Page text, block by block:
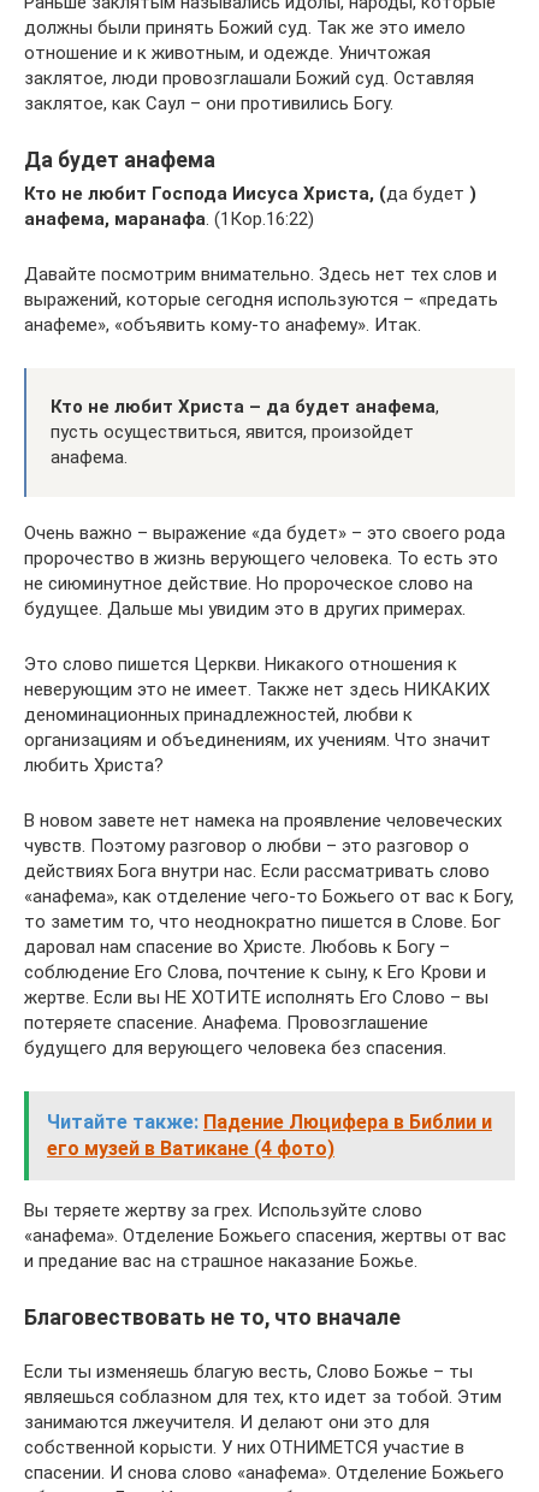
должны были принять Божий суд. Так же это имело
отношение и к животным, и одежде. Уничтожая
заклятое, люди провозглашали Божий суд. Оставляя
заклятое, как Саул – они противились Богу.
Да будет анафема
Кто не любит Господа Иисуса Христа, (да будет )
анафема, маранафа. (1Кор.16:22)
Давайте посмотрим внимательно. Здесь нет тех слов и
выражений, которые сегодня используются – «предать
анафеме», «объявить кому-то анафему». Итак.
Кто не любит Христа – да будет анафема,
пусть осуществиться, явится, произойдет
анафема.
Очень важно – выражение «да будет» – это своего рода
пророчество в жизнь верующего человека. То есть это
не сиюминутное действие. Но пророческое слово на
будущее. Дальше мы увидим это в других примерах.
Это слово пишется Церкви. Никакого отношения к
неверующим это не имеет. Также нет здесь НИКАКИХ
деноминационных принадлежностей, любви к
организациям и объединениям, их учениям. Что значит
любить Христа?
В новом завете нет намека на проявление человеческих
чувств. Поэтому разговор о любви – это разговор о
действиях Бога внутри нас. Если рассматривать слово
«анафема», как отделение чего-то Божьего от вас к Богу,
то заметим то, что неоднократно пишется в Слове. Бог
даровал нам спасение во Христе. Любовь к Богу –
соблюдение Его Слова, почтение к сыну, к Его Крови и
жертве. Если вы НЕ ХОТИТЕ исполнять Его Слово – вы
потеряете спасение. Анафема. Провозглашение
будущего для верующего человека без спасения.
Читайте также: Падение Люцифера в Библии и
его музей в Ватикане (4 фото)
Вы теряете жертву за грех. Используйте слово
«анафема». Отделение Божьего спасения, жертвы от вас
и предание вас на страшное наказание Божье.
Благовествовать не то, что вначале
Если ты изменяешь благую весть, Слово Божье – ты
являешься соблазном для тех, кто идет за тобой. Этим
занимаются лжеучителя. И делают они это для
собственной корысти. У них ОТНИМЕТСЯ участие в
спасении. И снова слово «анафема». Отделение Божьего